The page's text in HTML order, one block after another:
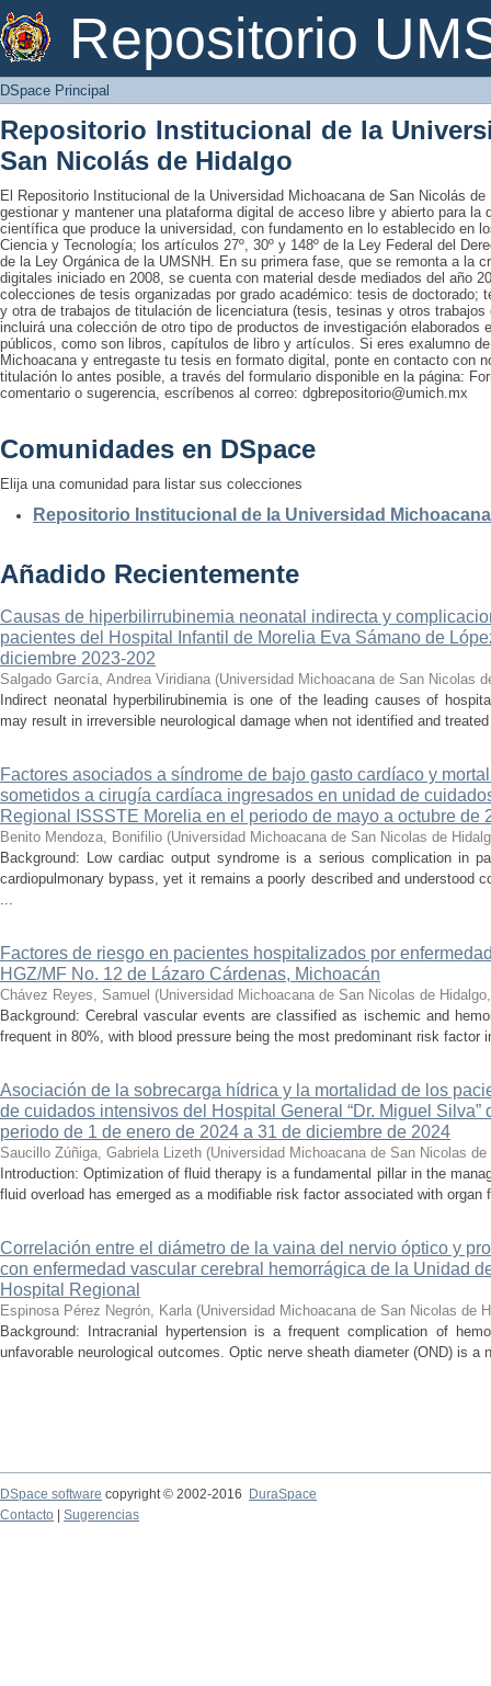
Repositorio
DSpace Principal
DSpace Principal
Repositorio Institucional de la
San Nicolás de Hidalgo
El Repositorio Institucional de la Universidad Michoacana de San Nicolás
gestionar y mantener una plataforma digital de acceso libre y abierto para la
científica que produce la universidad, con fundamento en lo establecido en
Ciencia y Tecnología; los artículos 27º, 30º y 148º de la Ley Federal del
de la Ley Orgánica de la UMSNH. En su primera fase, que se remonta a la
digitales iniciado en 2008, se cuenta con material desde mediados del año
colecciones de tesis organizadas por grado académico: tesis de doctorado;
y otra de trabajos de titulación de licenciatura (tesis, tesinas y otros
incluirá una colección de otro tipo de productos de investigación elaborados
públicos, como son libros, capítulos de libro y artículos. Si eres exalumno
Michoacana y entregaste tu tesis en formato digital, ponte en contacto con
titulación lo antes posible, a través del formulario disponible en la página:
comentario o sugerencia, escríbenos al correo: dgbrepositorio@umich.mx
Comunidades en DSpace
Elija una comunidad para listar sus colecciones
Repositorio Institucional de la Universidad
Añadido Recientemente
Causas de hiperbilirrubinemia neonatal indirecta y
pacientes del Hospital Infantil de Morelia Eva Sámano de
diciembre 2023-202
Salgado García, Andrea Viridiana (Universidad Michoacana de San Nicolas
Indirect neonatal hyperbilirubinemia is one of the leading causes of
may result in irreversible neurological damage when not identified and
Factores asociados a síndrome de bajo gasto cardíaco y
sometidos a cirugía cardíaca ingresados en unidad de
Regional ISSSTE Morelia en el periodo de mayo a octubre de
Benito Mendoza, Bonifilio (Universidad Michoacana de San Nicolas de
Background: Low cardiac output syndrome is a serious complication in
cardiopulmonary bypass, yet it remains a poorly described and understood
...
Factores de riesgo en pacientes hospitalizados por
HGZ/MF No. 12 de Lázaro Cárdenas, Michoacán
Chávez Reyes, Samuel (Universidad Michoacana de San Nicolas de Hidalgo
Background: Cerebral vascular events are classified as ischemic and
frequent in 80%, with blood pressure being the most predominant risk factor
Asociación de la sobrecarga hídrica y la mortalidad de los
de cuidados intensivos del Hospital General “Dr. Miguel
periodo de 1 de enero de 2024 a 31 de diciembre de 2024
Saucillo Zúñiga, Gabriela Lizeth (Universidad Michoacana de San Nicolas de
Introduction: Optimization of fluid therapy is a fundamental pillar in the
fluid overload has emerged as a modifiable risk factor associated with organ
Correlación entre el diámetro de la vaina del nervio óptico y
con enfermedad vascular cerebral hemorrágica de la Unidad
Hospital Regional
Espinosa Pérez Negrón, Karla (Universidad Michoacana de San Nicolas de
Background: Intracranial hypertension is a frequent complication of
unfavorable neurological outcomes. Optic nerve sheath diameter (OND) is a
DSpace software copyright © 2002-2016
DuraSpace
Contacto
Sugerencias